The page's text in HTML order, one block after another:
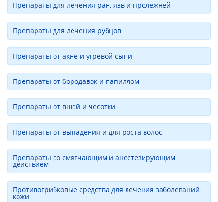
Препараты для лечения ран, язв и пролежней
Препараты для лечения рубцов
Препараты от акне и угревой сыпи
Препараты от бородавок и папиллом
Препараты от вшей и чесотки
Препараты от выпадения и для роста волос
Препараты со смягчающим и анестезирующим
действием
Противогрибковые средства для лечения заболеваний
кожи